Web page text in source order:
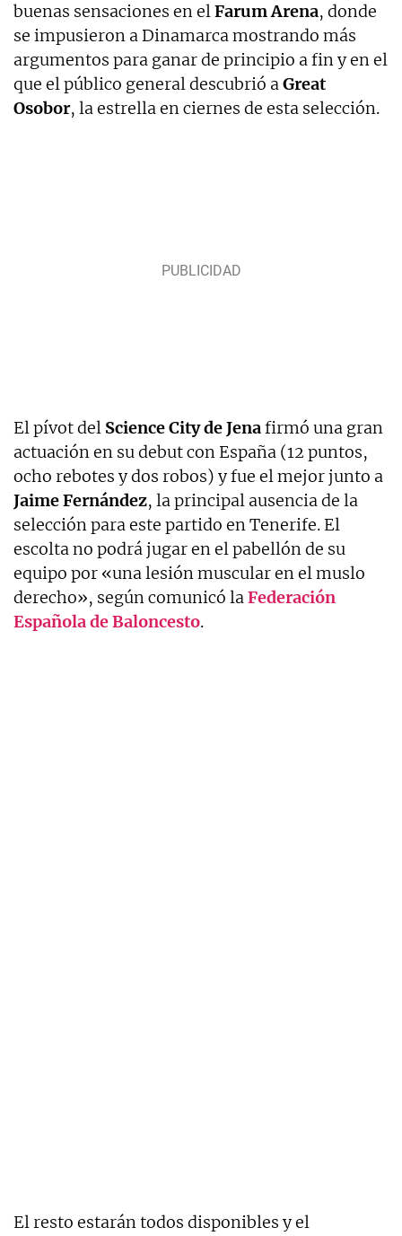
buenas sensaciones en elFarum Arena, donde
se impusieron a Dinamarca mostrando más
argumentos para ganar de principio a fin y en el
que el público general descubrió aGreat
Osobor, la estrella en ciernes de esta selección.
El pívot del Science City de Jenafirmó una gran
actuación en su debut con España (12 puntos,
ocho rebotes y dos robos) y fue el mejor junto a
Jaime Fernández, la principal ausencia de la
selección para este partido en Tenerife. El
escolta no podrá jugar en el pabellón de su
equipo por «una lesión muscular en el muslo
derecho», según comunicó laFederación
Española de Baloncesto.
El resto estarán todos disponibles y el